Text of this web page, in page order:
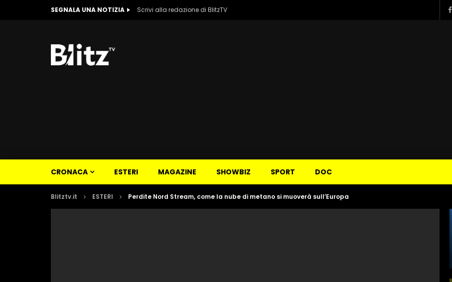
SEGNALA UNA NOTIZIA Scrivi alla redazione di BlitzTV
CRONACA ESTERI MAGAZINE SHOWBIZ SPORT DOC
Blitztv.it ESTERI Perdite Nord Stream, come la nube di metano si muoverà sull’Europa